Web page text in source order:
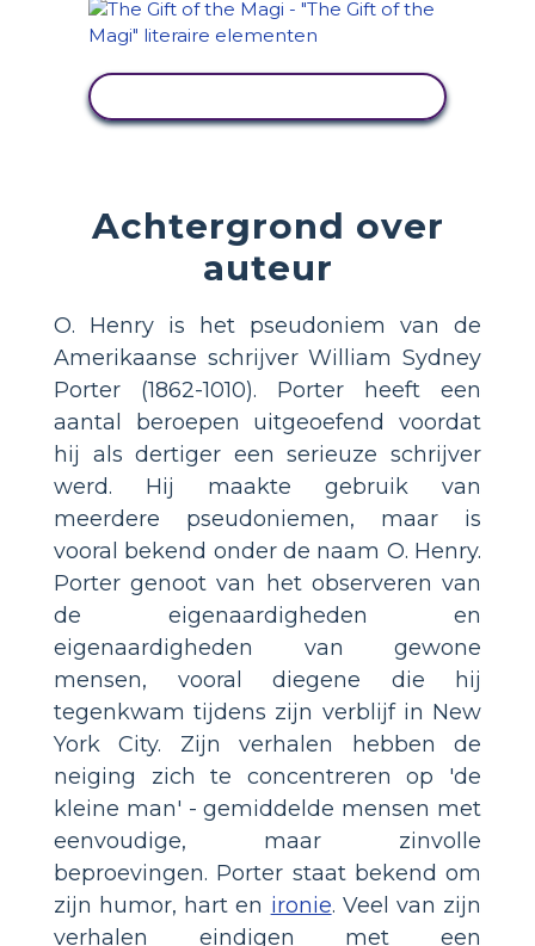
Achtergrond over
auteur
O. Henry is het pseudoniem van de
Amerikaanse schrijver William Sydney
Porter (1862-1010). Porter heeft een
aantal beroepen uitgeoefend voordat
hij als dertiger een serieuze schrijver
werd. Hij maakte gebruik van
meerdere pseudoniemen, maar is
vooral bekend onder de naam O. Henry.
Porter genoot van het observeren van
de eigenaardigheden en
eigenaardigheden van gewone
mensen, vooral diegene die hij
tegenkwam tijdens zijn verblijf in New
York City. Zijn verhalen hebben de
neiging zich te concentreren op 'de
kleine man' - gemiddelde mensen met
eenvoudige, maar zinvolle
beproevingen. Porter staat bekend om
zijn humor, hart en ironie. Veel van zijn
verhalen eindigen met een